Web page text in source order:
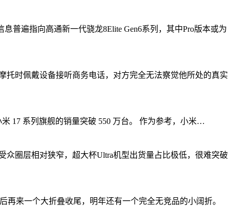
普遍指向高通新一代骁龙8Elite Gen6系列，其中Pro版本或为
托时佩戴设备接听商务电话，对方完全无法察觉他所处的真实
17 系列旗舰的销量突破 550 万台。 作为参考，小米…
圈层相对狭窄，超大杯Ultra机型出货量占比极低，很难突破
来一个大折叠收尾，明年还有一个完全无竞品的小阔折。